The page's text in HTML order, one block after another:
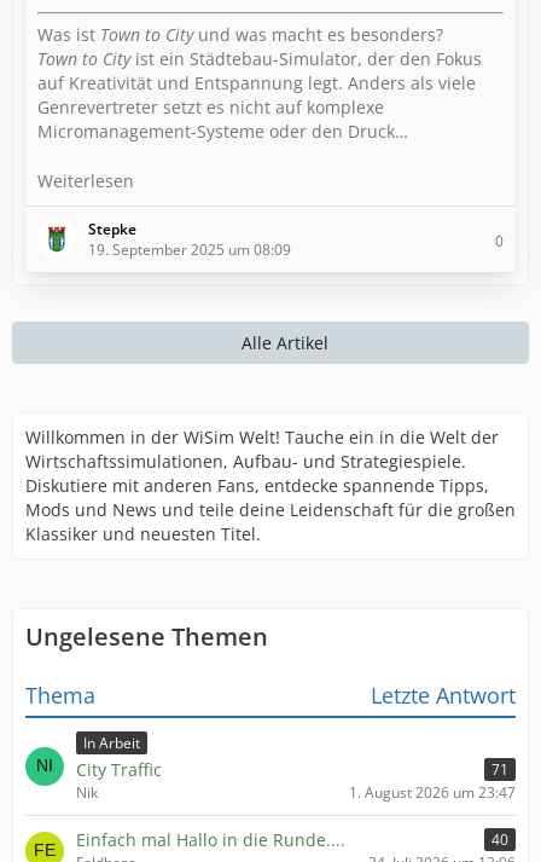
Was ist Town to Cityund was macht es besonders?
Town to Cityist ein Städtebau-Simulator, der den Fokus
auf Kreativität und Entspannung legt. Anders als viele
Genrevertreter setzt es nicht auf komplexe
Micromanagement-Systeme oder den Druck…
Weiterlesen
Stepke
19. September 2025 um 08:09
0
Alle Artikel
Willkommen in der WiSim Welt! Tauche ein in die Welt der
Wirtschaftssimulationen, Aufbau- und Strategiespiele.
Diskutiere mit anderen Fans, entdecke spannende Tipps,
Mods und News und teile deine Leidenschaft für die großen
Klassiker und neuesten Titel.
Ungelesene Themen
Thema Letzte Antwort
In Arbeit
City Traffic
71
Nik
1. August 2026 um 23:47
Einfach mal Hallo in die Runde....
40